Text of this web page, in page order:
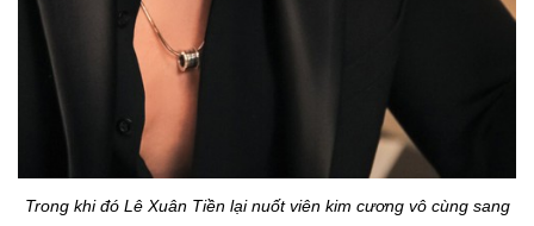
Trong khi đó Lê Xuân Tiền lại nuốt viên kim cương vô cùng sang